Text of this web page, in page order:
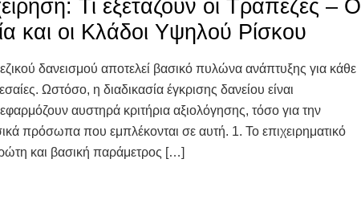
Τι εξετάζουν οι Τράπεζες – Ο
και οι Κλάδοι Υψηλού Ρίσκου
δανεισμού αποτελεί βασικό πυλώνα ανάπτυξης για κάθε
Ωστόσο, η διαδικασία έγκρισης δανείου είναι
αυστηρά κριτήρια αξιολόγησης, τόσο για την
πρόσωπα που εμπλέκονται σε αυτή. 1. Το επιχειρηματικό
και βασική παράμετρος […]